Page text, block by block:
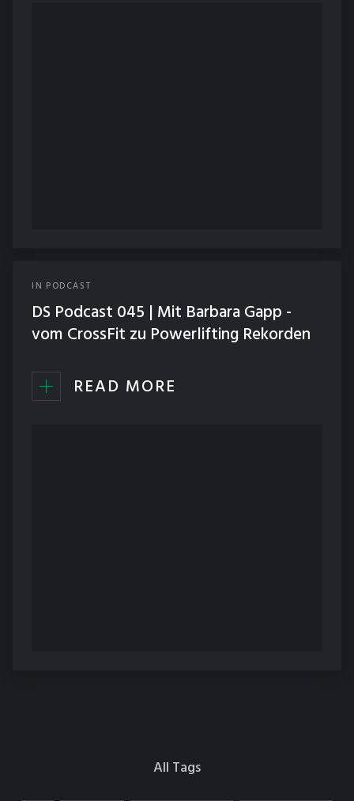
IN PODCAST
DS Podcast 045 | Mit Barbara Gapp -
vom CrossFit zu Powerlifting Rekorden
READ MORE
All Tags